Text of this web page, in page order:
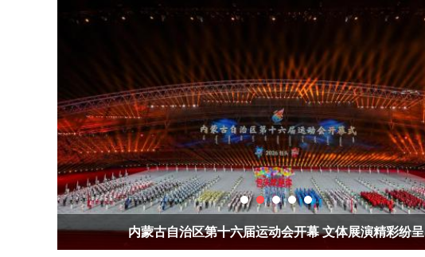
内蒙古自治区第十六届运动会开幕 文体展演精彩纷呈